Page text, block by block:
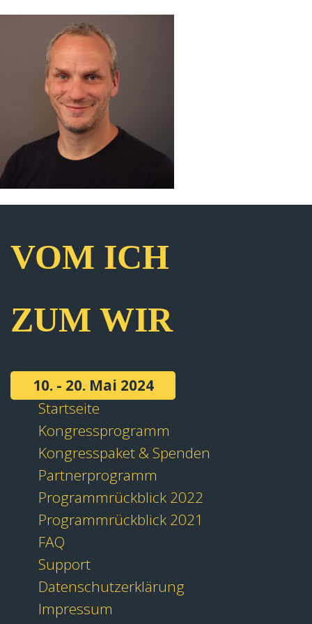
VOM ICH
ZUM WIR
10. - 20. Mai 2024
Startseite
Kongressprogramm
Kongresspaket & Spenden
Partnerprogramm
Programmrückblick 2022
Programmrückblick 2021
FAQ
Support
Datenschutzerklärung
Impressum